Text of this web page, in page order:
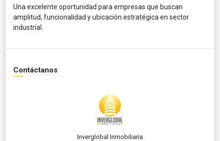
Una excelente oportunidad para empresas que buscan
amplitud, funcionalidad y ubicación estratégica en sector
industrial.
Contáctanos
Inverglobal Inmobiliaria